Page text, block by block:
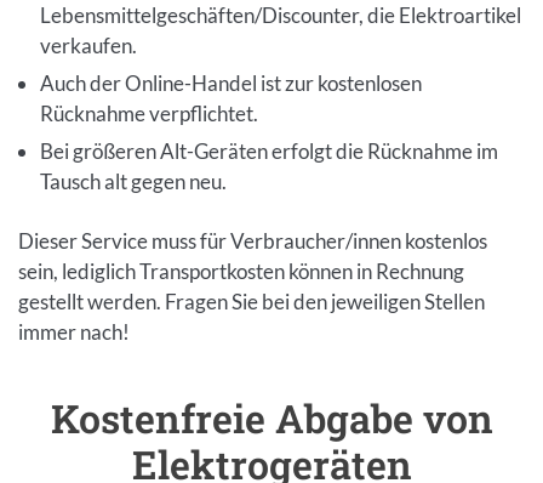
Lebensmittelgeschäften/Discounter, die Elektroartikel
verkaufen.
Auch der Online-Handel ist zur kostenlosen
Rücknahme verpflichtet.
Bei größeren Alt-Geräten erfolgt die Rücknahme im
Tausch alt gegen neu.
Dieser Service muss für Verbraucher/innen kostenlos
sein, lediglich Transportkosten können in Rechnung
gestellt werden. Fragen Sie bei den jeweiligen Stellen
immer nach!
Einleitung
Kostenfreie Abgabe von
Elektrogeräten